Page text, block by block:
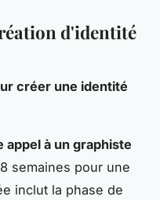
d'identité
créer une identité
appel à un graphiste
semaines pour une
inclut la phase de